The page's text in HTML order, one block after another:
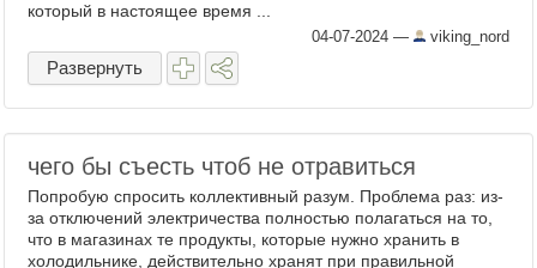
который в настоящее время ...
04-07-2024 — viking_nord
Развернуть
чего бы съесть чтоб не отравиться
Попробую спросить коллективный разум. Проблема раз: из-
за отключений электричества полностью полагаться на то,
что в магазинах те продукты, которые нужно хранить в
холодильнике, действительно хранят при правильной